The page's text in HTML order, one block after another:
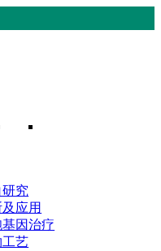
究
应用
因治疗
艺